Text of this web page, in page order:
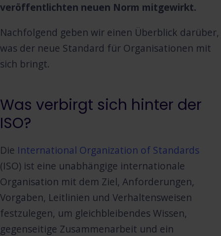
veröffentlichten neuen Norm mitgewirkt.
Nachfolgend geben wir einen Überblick darüber,
was der neue Standard für Organisationen mit
sich bringt.
Was verbirgt sich hinter der
ISO?
Die International Organization of Standards
(ISO) ist eine unabhängige internationale
Organisation mit dem Ziel, Anforderungen,
Vorgaben, Leitlinien und Verhaltensweisen
festzulegen, um gleichbleibendes Wissen,
gegenseitige Zusammenarbeit und ein